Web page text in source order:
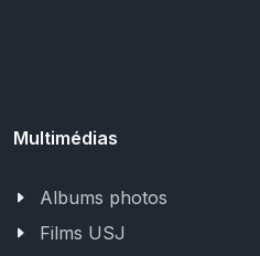
Multimédias
Albums photos
Films USJ